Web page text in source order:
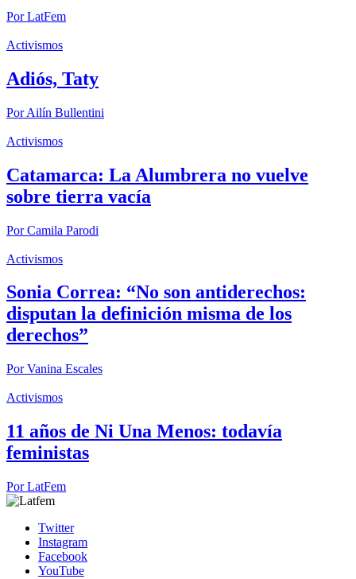
PorLatFem
Activismos
Adiós, Taty
PorAilín Bullentini
Activismos
Catamarca: La Alumbrera no vuelve
sobre tierra vacía
PorCamila Parodi
Activismos
Sonia Correa: “No son antiderechos:
disputan la definición misma de los
derechos”
PorVanina Escales
Activismos
11 años de Ni Una Menos: todavía
feministas
PorLatFem
Twitter
Instagram
Facebook
YouTube